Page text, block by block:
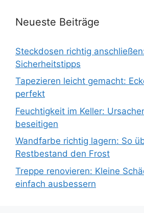
Neueste Beiträge
Steckdosen richtig
Sicherheitstipps
Tapezieren leicht gemacht:
perfekt
Feuchtigkeit im Keller:
beseitigen
Wandfarbe richtig lagern: So
Restbestand den Frost
Treppe renovieren: Kleine
einfach ausbessern